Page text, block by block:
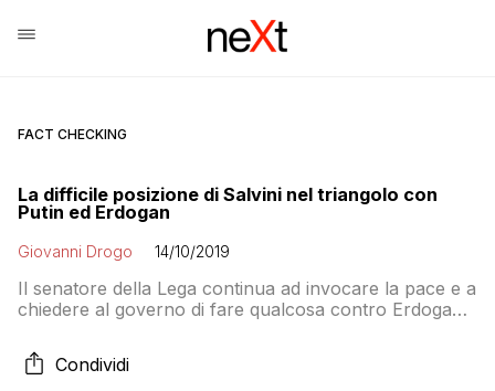
FACT CHECKING
La difficile posizione di Salvini nel triangolo con
Putin ed Erdogan
Giovanni Drogo 14/10/2019
Il senatore della Lega continua ad invocare la pace e a
chiedere al governo di fare qualcosa contro Erdogan.
da amnesie selettive: perché non parla mai del ruolo
della Russia del suo amico Putin
Condividi